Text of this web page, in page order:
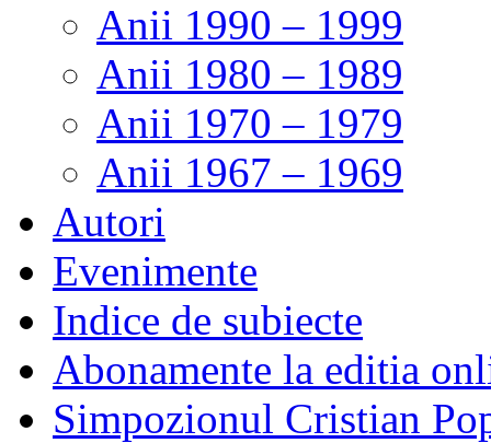
Anii 1990 – 1999
Anii 1980 – 1989
Anii 1970 – 1979
Anii 1967 – 1969
Autori
Evenimente
Indice de subiecte
Abonamente la editia
Simpozionul Cristian